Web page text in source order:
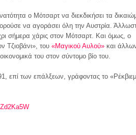
ο Μότσαρτ να διεκδικήσει τα
να αγοράσει όλη την Αυστρία.
σήμερα χάρις στον Μότσαρτ. Και όμως, ο
Τζιοβάνι», του «Μαγικού Αυλού» και
του στον σύντομο βίο του.
επί των επάλξεων, γράφοντας το